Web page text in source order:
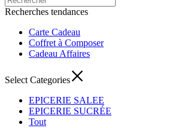
Recherches tendances
Carte Cadeau
Coffret à Composer
Cadeau Affaires
Select Categories
EPICERIE SALEE
EPICERIE SUCRÉE
Tout